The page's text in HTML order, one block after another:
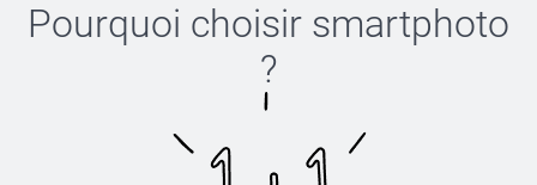
Pourquoi choisir smartphoto
?